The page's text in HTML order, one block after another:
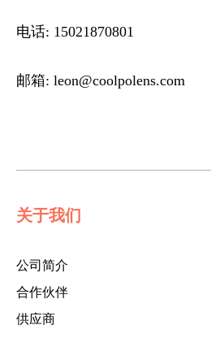
电话: 15021870801
邮箱: leon@coolpolens.com
关于我们
公司简介
合作伙伴
供应商